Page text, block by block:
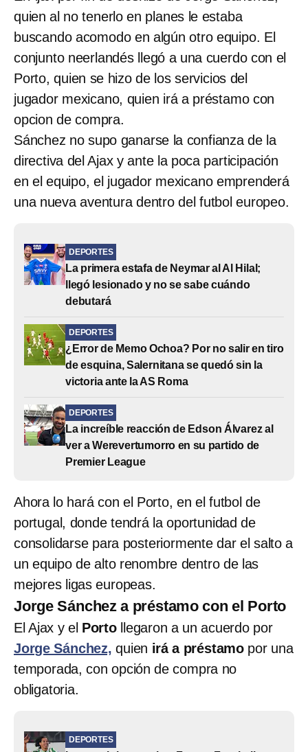
quien al no tenerlo en planes le estaba
buscando acomodo en algún otro equipo. El
conjunto neerlandés llegó a una cuerdo con el
Porto, quien se hizo de los servicios del
jugador mexicano, quien irá a préstamo con
opcion de compra.
Sánchez no supo ganarse la confianza de la
directiva del Ajax y ante la poca participación
en el equipo, el jugador mexicano emprenderá
una nueva aventura dentro del futbol europeo.
DEPORTES
La primera estafa de Neymar al Al Hilal;
llegó lesionado y no se sabe cuándo
debutará
DEPORTES
¿Error de Memo Ochoa? Por no salir en tiro
de esquina, Salernitana se quedó sin la
victoria ante la AS Roma
DEPORTES
La increíble reacción de Edson Álvarez al
ver a Werevertumorro en su partido de
Premier League
Ahora lo hará con el Porto, en el futbol de
portugal, donde tendrá la oportunidad de
consolidarse para posteriormente dar el salto a
un equipo de alto renombre dentro de las
mejores ligas europeas.
Jorge Sánchez a préstamo con el Porto
El Ajax y el Portollegaron a un acuerdo por
Jorge Sánchez, quien irá a préstamo por una
temporada, con opción de compra no
obligatoria.
DEPORTES